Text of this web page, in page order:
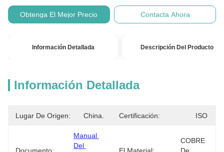
Obtenga El Mejor Precio Contacta Ahora
Información Detallada Descripción Del Producto
Información Detallada
Lugar De Origen: China. Certificación: ISO
Manual
Del
COBRE